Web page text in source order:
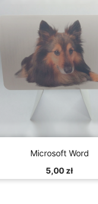
Szybki podgląd
Microsoft Word
5,00 zł